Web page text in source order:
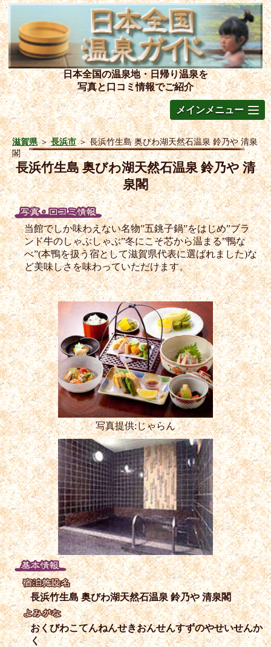
日本全国の温泉地・日帰り温泉を
写真と口コミ情報でご紹介
メインメニュー
滋賀県＞長浜市＞長浜竹生島 奥びわ湖天然石温泉 鈴乃や 清泉
閣
長浜竹生島 奥びわ湖天然石温泉 鈴乃や 清
泉閣
当館でしか味わえない名物”五銚子鍋”をはじめ”ブラ
ンド牛のしゃぶしゃぶ”冬にこそ芯から温まる”鴨な
べ”(本鴨を扱う宿として滋賀県代表に選ばれました)な
ど美味しさを味わっていただけます。
写真提供:じゃらん
長浜竹生島 奥びわ湖天然石温泉 鈴乃や 清泉閣
おくびわこてんねんせきおんせんすずのやせいせんか
く